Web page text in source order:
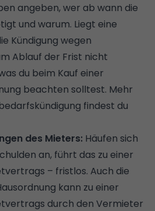
angeben, wer ab wann die
und warum. Liegt eine
Kündigung wegen
Ablauf der Frist nicht
du beim Kauf einer
beachten solltest. Mehr
findest du
des Mieters: Häufen sich
an, führt das zu einer
– fristlos. Auch die
kann zu einer
durch den Vermieter